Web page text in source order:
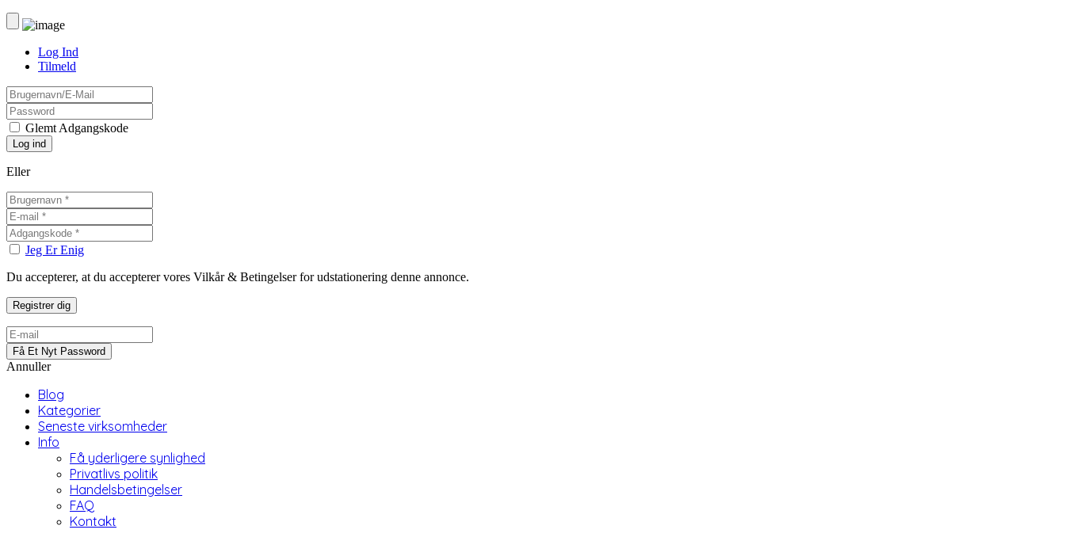
Log Ind
Tilmeld
Glemt Adgangskode
Eller
Jeg Er Enig
Du accepterer, at du accepterer vores Vilkår & Betingelser for udstationering denne annonce.
Annuller
Blog
Kategorier
Seneste virksomheder
Info
Få yderligere synlighed
Privatlivs politik
Handelsbetingelser
FAQ
Kontakt